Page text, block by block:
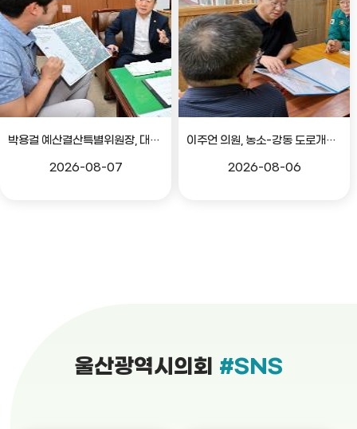
박용걸 예산결산특별위원장, 대공원로 확장공사 현안점검 간담회
2026-08-07
이주언 의원, 농소-강동 도로개설 민원 현장 점검
2026-08-06
울산광역시의회 #SNS